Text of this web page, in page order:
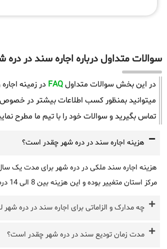
سوالات متداول درباره اجاره سند در دره
در این بخش سوالات متداولFAQ در زمینه
میتوانید بمنظور کسب اطلاعات بیشتر در
تماس بگیرید و سوالات خود را با تیم ما مطرح
هزینه اجاره سند در دره شهر چقدر است؟
هزینه اجاره سند ملکی در دره شهر برای مدت یک
مرکز استان متغییر بوده و این هزینه بین 8 الی 14 درصد میزان سند میباشد.
چه مدارک و الزاماتی برای اجاره سند در دره
مدت زمان تودیع سند در دره شهر چقدر است؟